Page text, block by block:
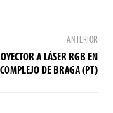
ANTERIOR
A LÁSER RGB EN
DE BRAGA (PT)